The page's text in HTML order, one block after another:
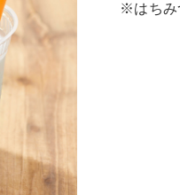
※はちみ